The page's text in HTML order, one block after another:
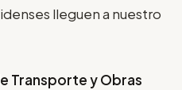
lleguen a nuestro
Transporte y Obras